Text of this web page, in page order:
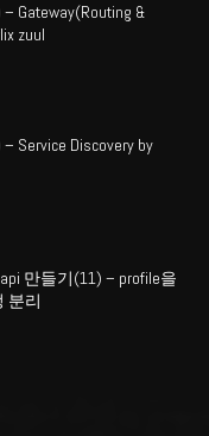
– Gateway(Routing &
zuul
Service Discovery by
만들기(11) – profile을
분리